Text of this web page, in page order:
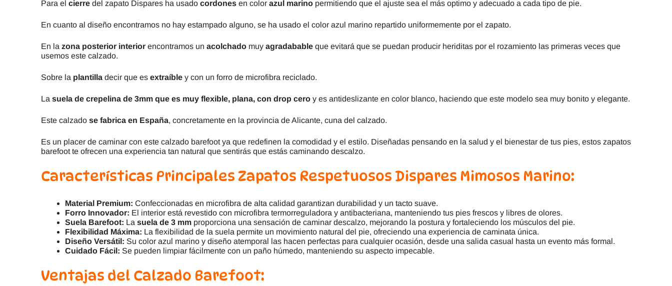
Para el cierre del zapato Dispares ha usado cordones en color azul marino permitiendo que el ajuste sea el más optimo y adecuado a cada tipo de pie.
En cuanto al diseño encontramos no hay estampado alguno, se ha usado el color azul marino repartido uniformemente por el zapato.
En la zona posterior interior encontramos un acolchado muy agradabable que evitará que se puedan producir heriditas por el rozamiento las primeras veces que
usemos este calzado.
Sobre la plantilla decir que es extraíble y con un forro de microfibra reciclado.
La suela de crepelina de 3mm que es muy flexible, plana, con drop cero y es antideslizante en color blanco, haciendo que este modelo sea muy bonito y elegante.
Este calzado se fabrica en España, concretamente en la provincia de Alicante, cuna del calzado.
Es un placer de caminar con este calzado barefoot ya que redefinen la comodidad y el estilo. Diseñadas pensando en la salud y el bienestar de tus pies, estos zapatos
barefoot te ofrecen una experiencia tan natural que sentirás que estás caminando descalzo.
Características Principales Zapatos Respetuosos Dispares Mimosos Marino:
Material Premium: Confeccionadas en microfibra de alta calidad garantizan durabilidad y un tacto suave.
Forro Innovador: El interior está revestido con microfibra termorreguladora y antibacteriana, manteniendo tus pies frescos y libres de olores.
Suela Barefoot: La suela de 3 mm proporciona una sensación de caminar descalzo, mejorando la postura y fortaleciendo los músculos del pie.
Flexibilidad Máxima: La flexibilidad de la suela permite un movimiento natural del pie, ofreciendo una experiencia de caminata única.
Diseño Versátil: Su color azul marino y diseño atemporal las hacen perfectas para cualquier ocasión, desde una salida casual hasta un evento más formal.
Cuidado Fácil: Se pueden limpiar fácilmente con un paño húmedo, manteniendo su aspecto impecable.
Ventajas del Calzado Barefoot: